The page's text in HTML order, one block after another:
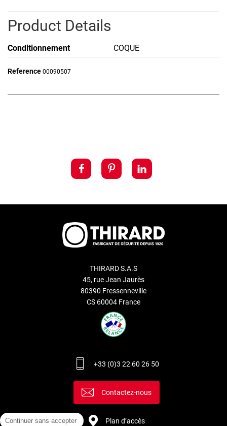
Product Details
Conditionnement COQUE
Reference 00090507
THIRARD S.A.S
45, rue Jean Jaurès
80390 Fressenneville
CS 60004 France
+33 (0)3 22 60 26 50
Contactez-nous
Plan d’accès
Continuer sans accepter